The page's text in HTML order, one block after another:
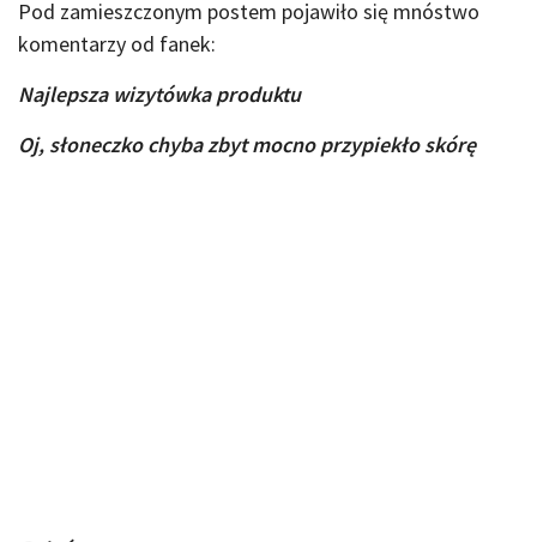
Pod zamieszczonym postem pojawiło się mnóstwo
komentarzy od fanek:
Najlepsza wizytówka produktu
Oj, słoneczko chyba zbyt mocno przypiekło skórę